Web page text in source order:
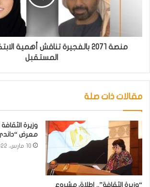
منصة 2071 بالفجيرة تناقش أهمية
المستقبل
مقالات ذات صلة
“وزيرة الثقافة”.. إطلاق مشروع
وزيرة
معرض
10 مارس، 2022